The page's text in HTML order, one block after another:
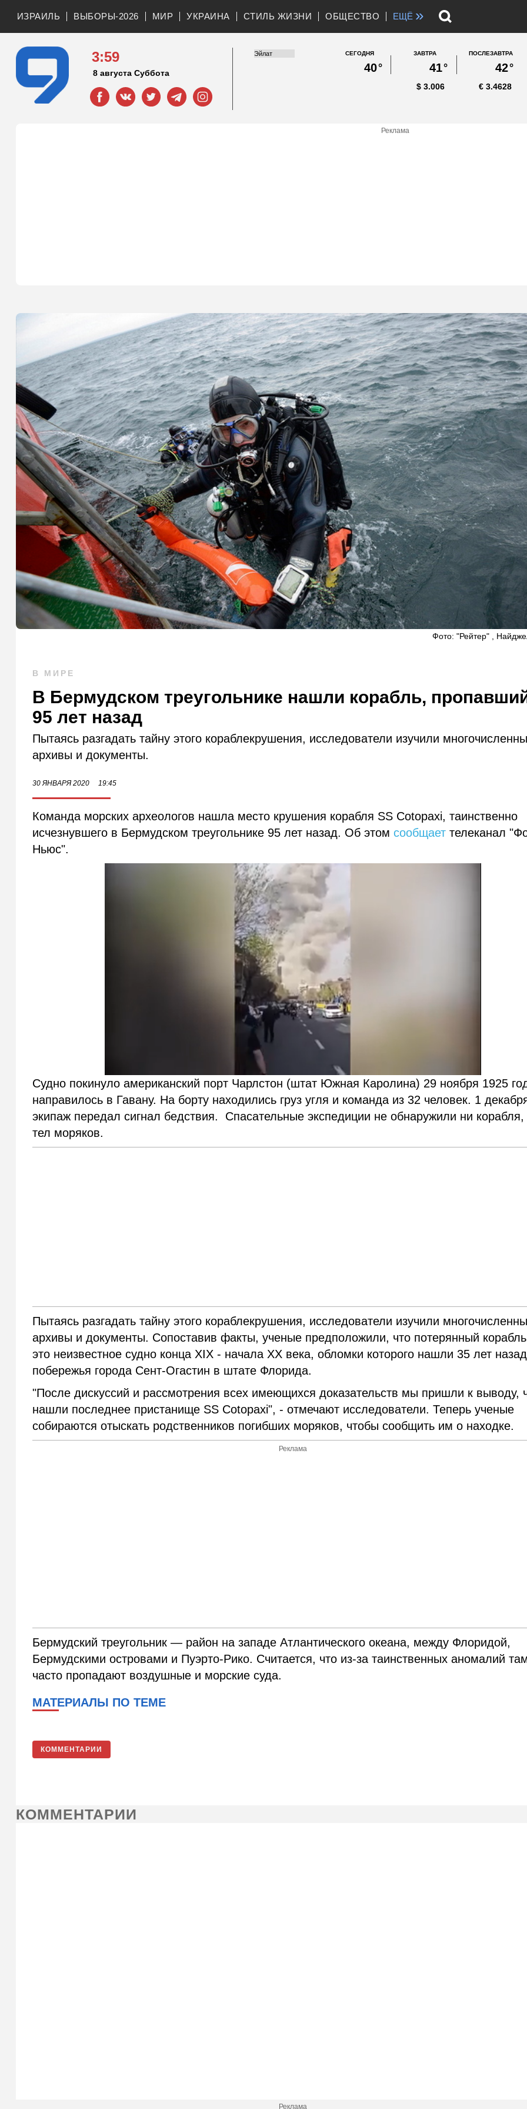
ИЗРАИЛЬ ВЫБОРЫ-2026 МИР УКРАИНА СТИЛЬ ЖИЗНИ ОБЩЕСТВО ЕЩЁ »
3:59
8 августа Суббота
СЕГОДНЯ
40°
ЗАВТРА
41°
ПОСЛЕЗАВТРА
42°
3.006
$ 3.4628
€
Реклама
Фото: "Рейтер" ,
В МИРЕ
В Бермудском треугольнике нашли корабль,
95 лет назад
Пытаясь разгадать тайну этого кораблекрушения, исследователи изучили
архивы и документы.
30 ЯНВАРЯ 2020 19:45
Команда морских археологов нашла место крушения корабля SS Cotopaxi, таинственно
исчезнувшего в Бермудском треугольнике 95 лет назад. Об этомсообщает телеканал
Ньюс".
Судно покинуло американский порт Чарлстон (штат Южная Каролина) 29 ноября 1925
направилось в Гавану. На борту находились груз угля и команда из 32 человек. 1
экипаж передал сигнал бедствия. Спасательные экспедиции не обнаружили ни корабля,
тел моряков.
Пытаясь разгадать тайну этого кораблекрушения, исследователи изучили
архивы и документы. Сопоставив факты, ученые предположили, что потерянный
это неизвестное судно конца XIX - начала XX века, обломки которого нашли 35 лет
побережья города Сент-Огастин в штате Флорида.
"После дискуссий и рассмотрения всех имеющихся доказательств мы пришли к выводу,
нашли последнее пристанище SS Cotopaxi", - отмечают исследователи. Теперь ученые
собираются отыскать родственников погибших моряков, чтобы сообщить им о находке.
Реклама
Бермудский треугольник — район на западе Атлантического океана, между Флоридой,
Бермудскими островами и Пуэрто-Рико. Считается, что из-за таинственных аномалий
часто пропадают воздушные и морские суда.
МАТЕРИАЛЫ ПО ТЕМЕ
КОММЕНТАРИИ
КОММЕНТАРИИ
Реклама